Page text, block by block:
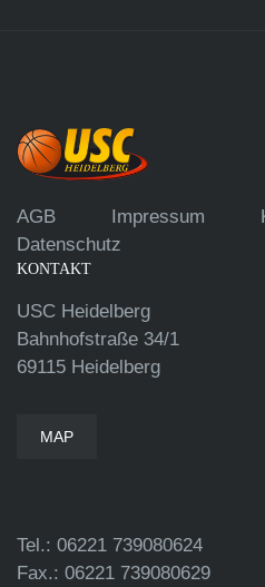
AGB Impressum
Datenschutz
KONTAKT
USC Heidelberg
Bahnhofstraße 34/1
69115 Heidelberg
MAP
Tel.: 06221 739080624
Fax.: 06221 739080629